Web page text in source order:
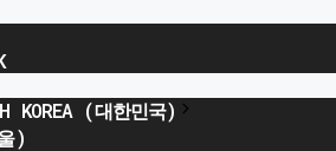
KOREA (대한민국)
)